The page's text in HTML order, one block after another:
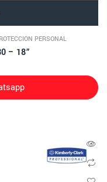
PERSONAL
– 18”